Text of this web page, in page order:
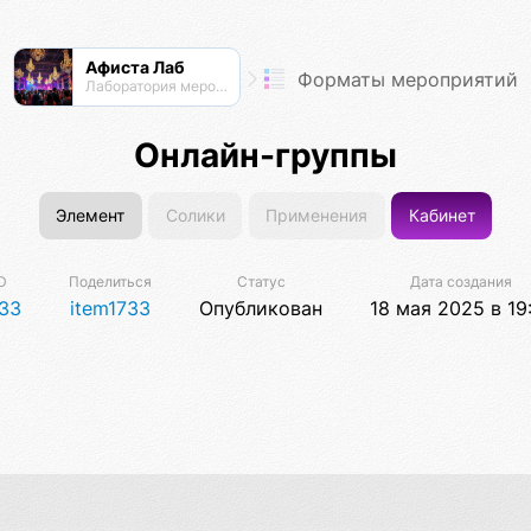
Афиста Лаб
Лаборатория мероприятий Форматы мероприятий
Онлайн-группы
Элемент Солики Применения Кабинет
Поделиться
item1733
Статус
Опубликован
Дата создания
18 мая 2025 в